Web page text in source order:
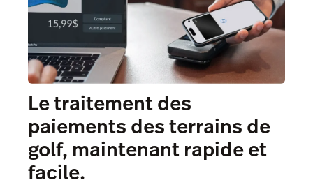
Le traitement des
paiements des terrains de
golf, maintenant rapide et
facile.